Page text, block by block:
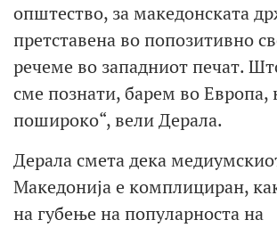
општество, за македонската
претставена во попозитивно
речеме во западниот печат.
сме познати, барем во Европа,
пошироко“, вели Дерала.
Дерала смета дека
Македонија е комплициран,
на губење на популарноста на